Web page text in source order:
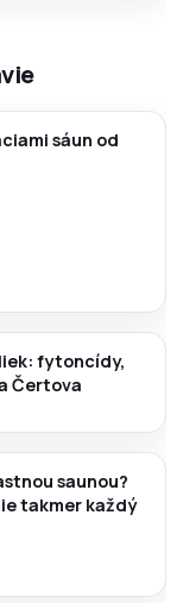
sáun od
fytoncídy,
Čertova
saunou?
takmer každý